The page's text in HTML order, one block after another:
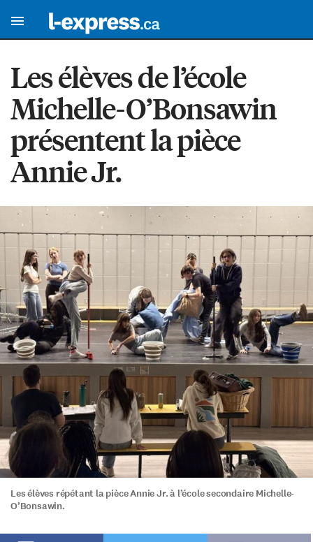
Les élèves de l’école
Michelle-O’Bonsawin
présentent la pièce
Annie Jr.
Les élèves répétant la pièce Annie Jr. à l’école secondaire Michelle-
O’Bonsawin.